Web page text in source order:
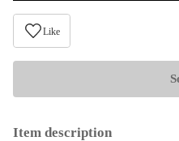
Like
Item description